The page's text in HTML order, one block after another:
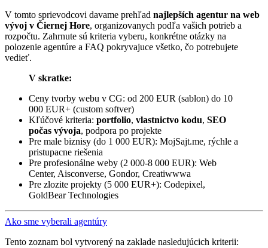
V tomto sprievodcovi davame prehľad najlepších agentur na web
vývoj v Čiernej Hore, organizovanych podľa vašich potrieb a
rozpočtu. Zahrnute sú kriteria vyberu, konkrétne otázky na
polozenie agentúre a FAQ pokryvajuce všetko, čo potrebujete
vedieť.
V skratke:
Ceny tvorby webu v CG: od 200 EUR (sablon) do 10
000 EUR+ (custom softver)
Kľúčové kriteria: portfolio, vlastnictvo kodu, SEO
počas vývoja, podpora po projekte
Pre male biznisy (do 1 000 EUR): MojSajt.me, rýchle a
pristupacne riešenia
Pre profesionálne weby (2 000-8 000 EUR): Web
Center, Aisconverse, Gondor, Creatiwwwa
Pre zlozite projekty (5 000 EUR+): Codepixel,
GoldBear Technologies
Ako sme vyberali agentúry
Tento zoznam bol vytvorený na zaklade nasledujúcich kriterii: